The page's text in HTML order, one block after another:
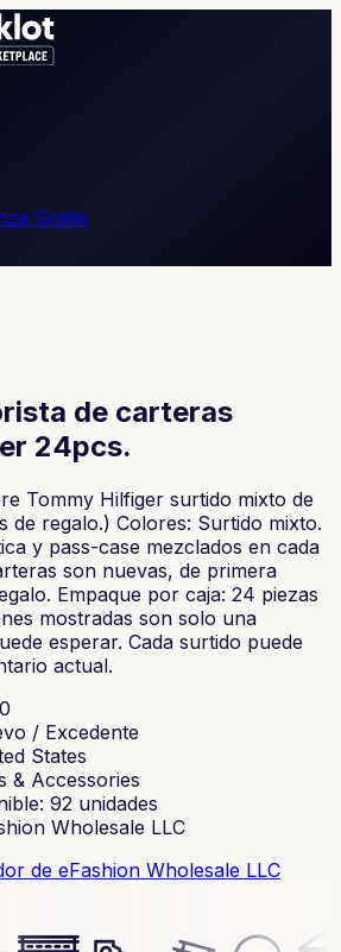
Gratis
de carteras
24pcs.
Tommy Hilfiger surtido mixto de
de regalo.) Colores: Surtido mixto.
y pass-case mezclados en cada
son nuevas, de primera
Empaque por caja: 24 piezas
mostradas son solo una
esperar. Cada surtido puede
actual.
/ Excedente
States
& Accessories
: 92 unidades
Wholesale LLC
de eFashion Wholesale LLC